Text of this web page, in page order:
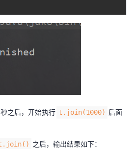
之后，开始执行 t.join(1000) 后面
之后，输出结果如下：